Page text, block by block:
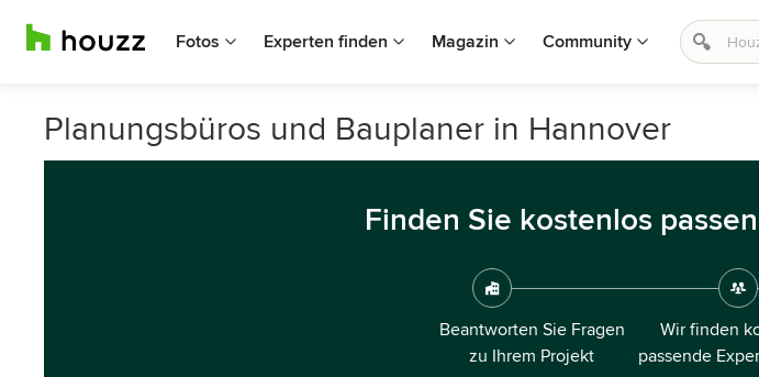
Fotos Experten finden Magazin Community
Planungsbüros und Bauplaner in Hannover
Finden Sie kostenlos
Beantworten Sie Fragen
zu Ihrem Projekt
Wir finden
passende